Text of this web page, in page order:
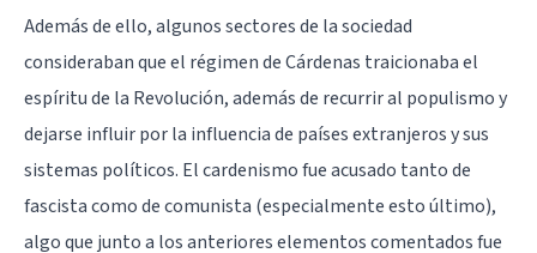
Además de ello, algunos sectores de la sociedad
consideraban que el régimen de Cárdenas traicionaba el
espíritu de la Revolución, además de recurrir al populismo y
dejarse influir por la influencia de países extranjeros y sus
sistemas políticos. El cardenismo fue acusado tanto de
fascista como de comunista (especialmente esto último),
algo que junto a los anteriores elementos comentados fue